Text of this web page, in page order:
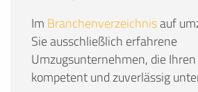
Im Branchenverzeichnisauf
Sie ausschließlich erfahrene
Umzugsunternehmen, die
kompetent und zuverlässig